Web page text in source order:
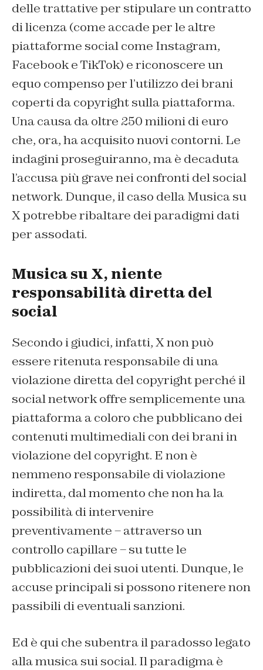
delle trattative per stipulare un contratto
di licenza (come accade per le altre
piattaforme social come Instagram,
Facebook e TikTok) e riconoscere un
equo compenso per l’utilizzo dei brani
coperti da copyright sulla piattaforma.
Una causa da oltre 250 milioni di euro
che, ora, ha acquisito nuovi contorni. Le
indagini proseguiranno, ma è decaduta
l’accusa più grave nei confronti del social
network. Dunque, il caso della Musica su
X potrebbe ribaltare dei paradigmi dati
per assodati.
Musica su X, niente
responsabilità diretta del
social
Secondo i giudici, infatti, X non può
essere ritenuta responsabile di una
violazione diretta del copyright perché il
social network offre semplicemente una
piattaforma a coloro che pubblicano dei
contenuti multimediali con dei brani in
violazione del copyright. E non è
nemmeno responsabile di violazione
indiretta, dal momento che non ha la
possibilità di intervenire
preventivamente – attraverso un
controllo capillare – su tutte le
pubblicazioni dei suoi utenti. Dunque, le
accuse principali si possono ritenere non
passibili di eventuali sanzioni.
Ed è qui che subentra il paradosso legato
alla musica sui social. Il paradigma è